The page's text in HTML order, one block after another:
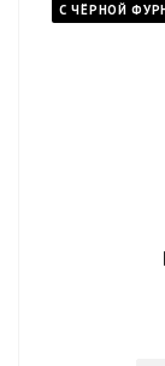
С ЧЁРНОЙ